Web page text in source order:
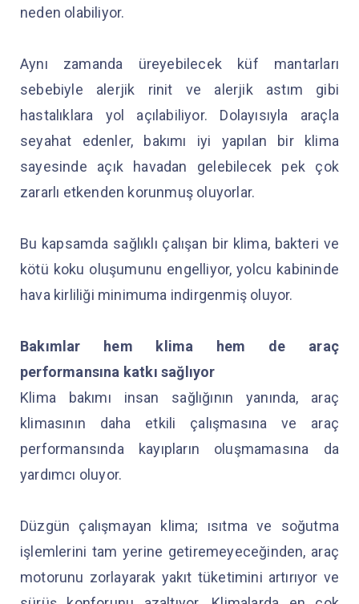
neden olabiliyor.
Aynı zamanda üreyebilecek küf mantarları
sebebiyle alerjik rinit ve alerjik astım gibi
hastalıklara yol açılabiliyor. Dolayısıyla araçla
seyahat edenler, bakımı iyi yapılan bir klima
sayesinde açık havadan gelebilecek pek çok
zararlı etkenden korunmuş oluyorlar.
Bu kapsamda sağlıklı çalışan bir klima, bakteri ve
kötü koku oluşumunu engelliyor, yolcu kabininde
hava kirliliği minimuma indirgenmiş oluyor.
Bakımlar hem klima hem de araç
performansına katkı sağlıyor
Klima bakımı insan sağlığının yanında, araç
klimasının daha etkili çalışmasına ve araç
performansında kayıpların oluşmamasına da
yardımcı oluyor.
Düzgün çalışmayan klima; ısıtma ve soğutma
işlemlerini tam yerine getiremeyeceğinden, araç
motorunu zorlayarak yakıt tüketimini artırıyor ve